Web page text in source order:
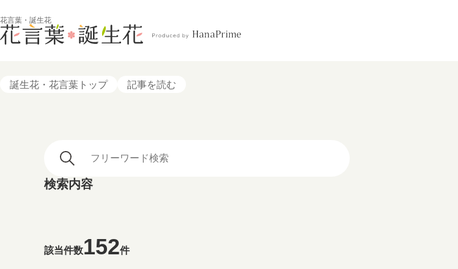
花言葉・誕生花
誕生花・花言葉トップ 記事を読む
検索内容
該当件数152件